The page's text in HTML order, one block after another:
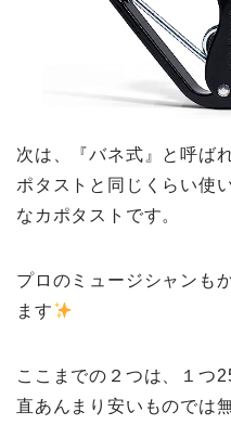
次は、『バネ式』と呼ばれ
ポタストと同じくらい使
なカポタストです。
プロのミュージシャンも
ます
ここまでの２つは、１つ
直あんまり安いものでは